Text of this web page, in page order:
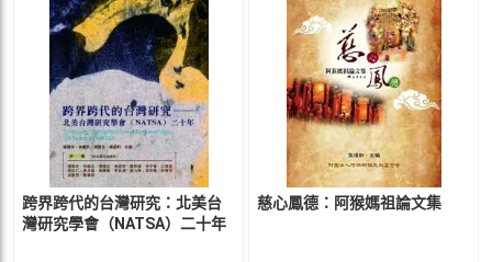
跨界跨代的台灣研究：北美台
灣研究學會（NATSA）二十年
慈心鳳德：阿猴媽祖論文集